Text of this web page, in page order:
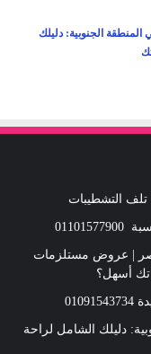
الجنوبية: دليلك
تلف التشطيبات
| عروض مستلزمات
أسهل؟
دليلك الشامل لراحة